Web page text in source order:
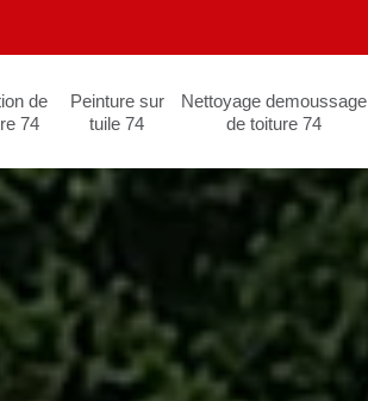
de
74
Peinture sur
tuile 74
Nettoyage demoussage
de toiture 74